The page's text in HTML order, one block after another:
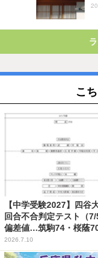
こ
【中学受験2027】四谷
回合不合判定テスト（7/
偏差値…筑駒74・桜蔭
2026.7.10